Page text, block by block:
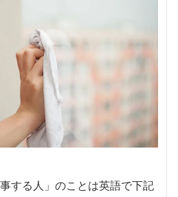
する人」のことは英語で下記